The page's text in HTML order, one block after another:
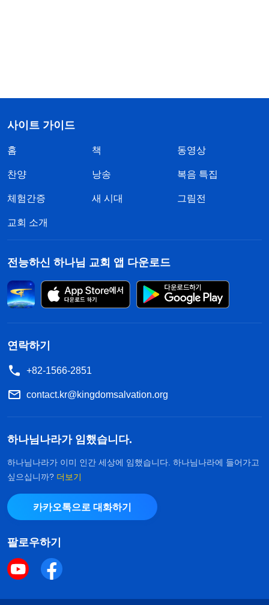
사이트 가이드
홈 책 동영상
찬양 낭송 복음 특집
체험간증 새 시대 그림전
교회 소개
전능하신 하나님 교회 앱 다운로드
연락하기
+82-1566-2851
contact.kr@kingdomsalvation.org
하나님나라가 임했습니다.
하나님나라가 이미 인간 세상에 임했습니다. 하나님나라에 들어가고
싶으십니까? 더보기
카카오톡으로 대화하기
팔로우하기